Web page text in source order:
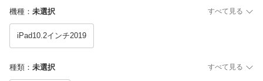
機種 ： 未選択 すべて見る
iPad10.2インチ2019
種類 ： 未選択 すべて見る